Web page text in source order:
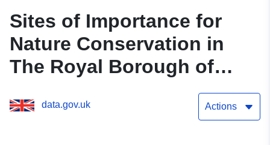
Sites of Importance for
Nature Conservation in
The Royal Borough of
Kingston upon Thames
data.gov.uk Actions